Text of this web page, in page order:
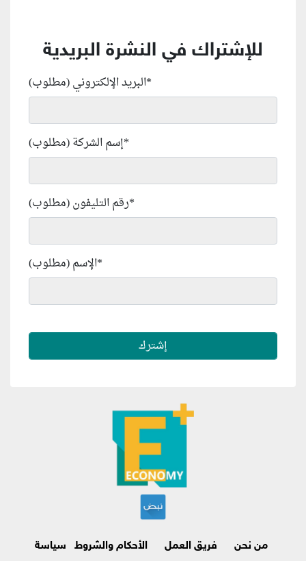
للإشتراك في النشرة البريدية
البريد الإلكتروني (مطلوب)*
إسم الشركة (مطلوب)*
رقم التليفون (مطلوب)*
الإسم (مطلوب)*
من نحن فريق العمل الأحكام والشروط
سياسة